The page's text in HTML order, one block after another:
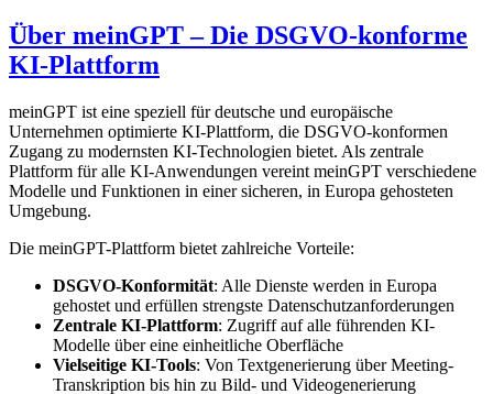
Über meinGPT – Die DSGVO-konforme
KI-Plattform
meinGPT ist eine speziell für deutsche und europäische
Unternehmen optimierte KI-Plattform, die DSGVO-konformen
Zugang zu modernsten KI-Technologien bietet. Als zentrale
Plattform für alle KI-Anwendungen vereint meinGPT verschiedene
Modelle und Funktionen in einer sicheren, in Europa gehosteten
Umgebung.
Die meinGPT-Plattform bietet zahlreiche Vorteile:
DSGVO-Konformität: Alle Dienste werden in Europa
gehostet und erfüllen strengste Datenschutzanforderungen
Zentrale KI-Plattform: Zugriff auf alle führenden KI-
Modelle über eine einheitliche Oberfläche
Vielseitige KI-Tools: Von Textgenerierung über Meeting-
Transkription bis hin zu Bild- und Videogenerierung